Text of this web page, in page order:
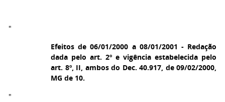
"
Efeitos de 06/01/2000 a 08/01/2001 - Redação
dada pelo art. 2º e vigência estabelecida pelo
art. 8º, II, ambos do Dec. 40.917, de 09/02/2000,
MG de 10.
"